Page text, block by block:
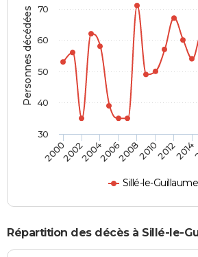
Personnes décédées
Sillé-le-Guillaume
20002002200420062008201020122014
30
40
50
60
70
Répartition des décès à Sillé-le-